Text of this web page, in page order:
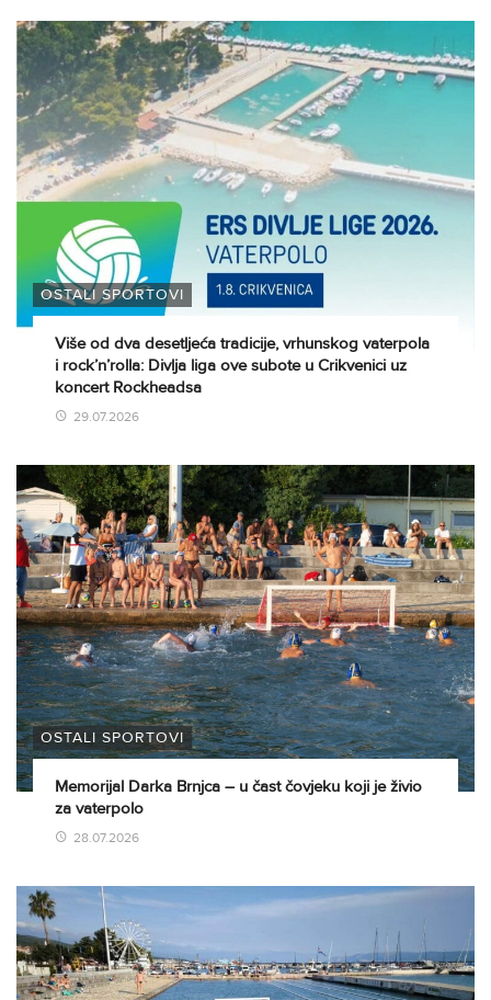
OSTALI SPORTOVI
Više od dva desetljeća tradicije, vrhunskog vaterpola
i rock’n’rolla: Divlja liga ove subote u Crikvenici uz
koncert Rockheadsa
29.07.2026
OSTALI SPORTOVI
Memorijal Darka Brnjca – u čast čovjeku koji je živio
za vaterpolo
28.07.2026